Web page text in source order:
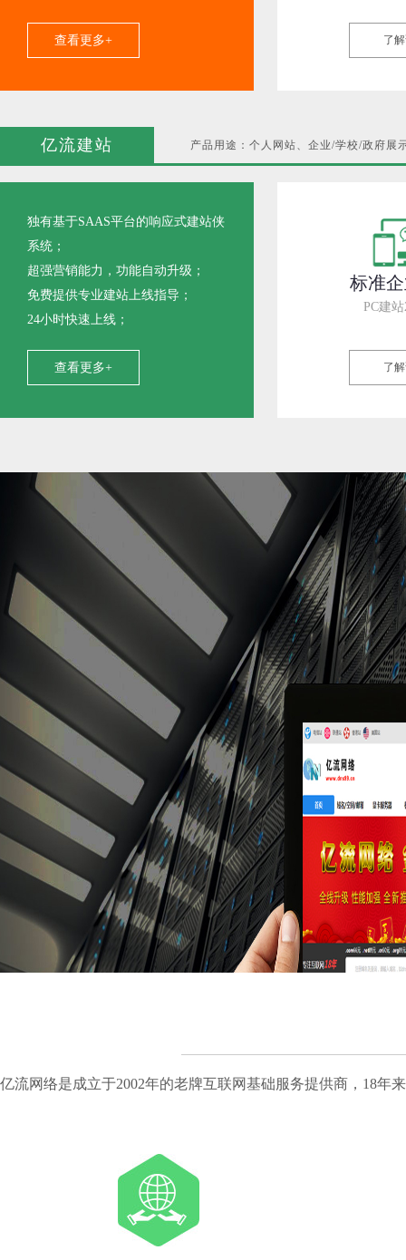
查看更多+ 了
亿流建站 产品用途：个人网站、企业/学校/政府展
独有基于SAAS平台的响应式建站侠
系统；
超强营销能力，功能自动升级；
免费提供专业建站上线指导；
24小时快速上线；
查看更多+
标准
PC建
了
亿流网络是成立于2002年的老牌互联网基础服务提供商，18